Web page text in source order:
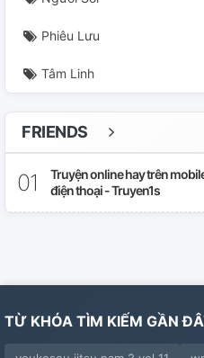
Phiêu Lưu
Tâm Linh
FRIENDS
Truyện online hay trên
điện thoại - Truyen1s
TỪ KHÓA TÌM KIẾM GẦN